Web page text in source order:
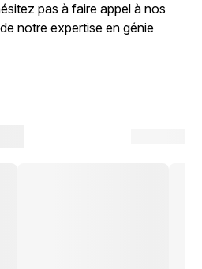
pas à faire appel à nos
notre expertise en génie